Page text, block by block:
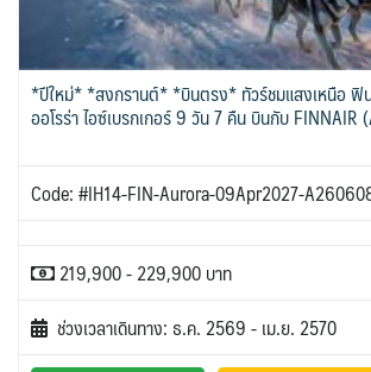
*ปีใหม่* *สงกรานต์* *บินตรง* ทัวร์ชมแสงเหนือ ฟิ
ออโรร่า ไอซ์เบรกเกอร์ 9 วัน 7 คืน บินกับ FINNAIR
Code: #IH14-FIN-Aurora-09Apr2027-
219,900 - 229,900 บาท
ช่วงเวลาเดินทาง: ธ.ค. 2569 - เม.ย. 2570